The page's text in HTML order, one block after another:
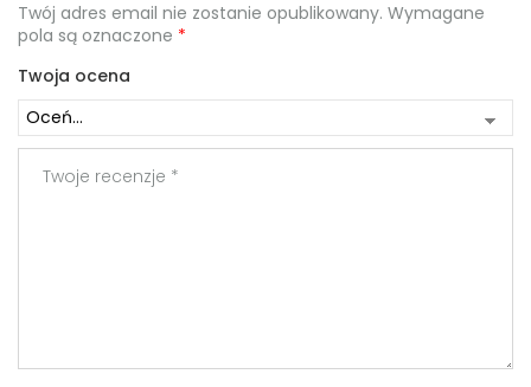
Twój adres email nie zostanie opublikowany. Wymagane
pola są oznaczone *
Twoja ocena